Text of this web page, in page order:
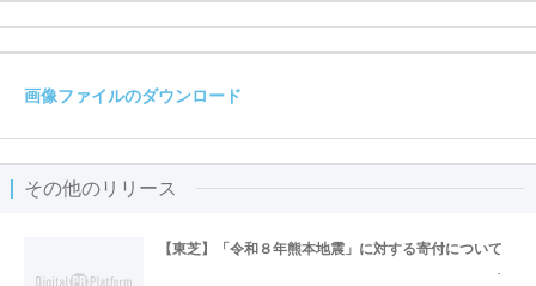
画像ファイルのダウンロード
その他のリリース
【東芝】「令和８年熊本地震」に対する寄付について